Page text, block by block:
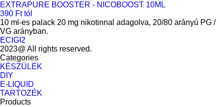
EXTRAPURE BOOSTER - NICOBOOST 10ML
390 Ft tól
10 ml-es palack 20 mg nikotinnal adagolva, 20/80 arányú PG /
VG arányban.
ECIGI2
2023@ All rights reserved.
Categories
KÉSZÜLÉK
DIY
E-LIQUID
TARTOZÉK
Products